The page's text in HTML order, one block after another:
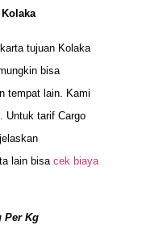
tujuan Kolaka
bisa
tempat lain. Kami
Untuk tarif Cargo
lain bisa cek biaya
Per Kg